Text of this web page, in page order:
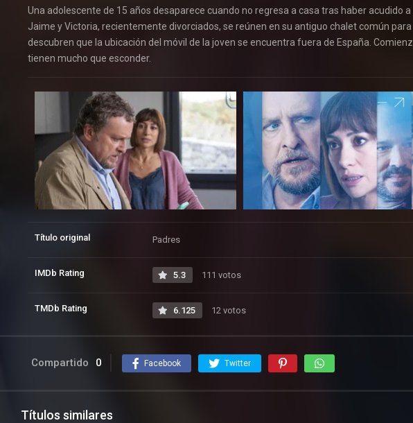
Una adolescente de 15 años desaparece cuando no regresa a casa tras haber acudido
Jaime y Victoria, recientemente divorciados, se reúnen en su antiguo chalet común
descubren que la ubicación del móvil de la joven se encuentra fuera de España.
tienen mucho que esconder.
Título original Padres
IMDb Rating 5.3 111 votos
TMDb Rating 6.125 12 votos
Compartido 0 Facebook Twitter
Títulos similares